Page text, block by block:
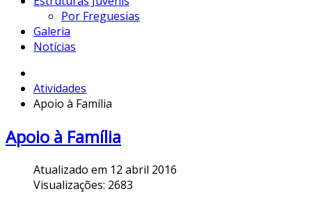
Por Freguesias
Galeria
Notícias
Atividades
Apoio à Família
Apoio à Família
Atualizado em 12 abril 2016
Visualizações: 2683